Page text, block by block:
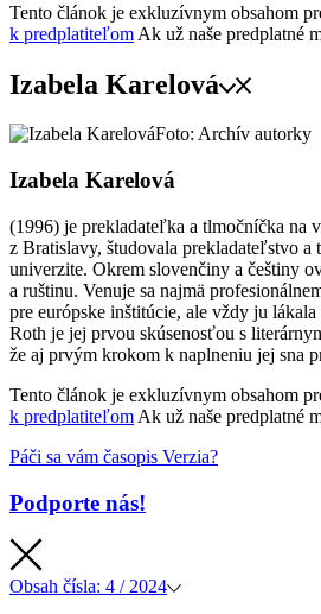
Tento článok je exkluzívnym obsahom
k predplatiteľom Ak už naše predplatné
Izabela Karelová
Foto: Archív autorky
Izabela Karelová
(1996) je prekladateľka a tlmočníčka na
z Bratislavy, študovala prekladateľstvo a
univerzite. Okrem slovenčiny a češtiny
a ruštinu. Venuje sa najmä
pre európske inštitúcie, ale vždy ju
Roth je jej prvou skúsenosťou s
že aj prvým krokom k naplneniu jej sna
Tento článok je exkluzívnym obsahom
k predplatiteľom Ak už naše predplatné
Páči sa vám časopis Verzia?
Podporte nás!
Obsah čísla: 4 / 2024